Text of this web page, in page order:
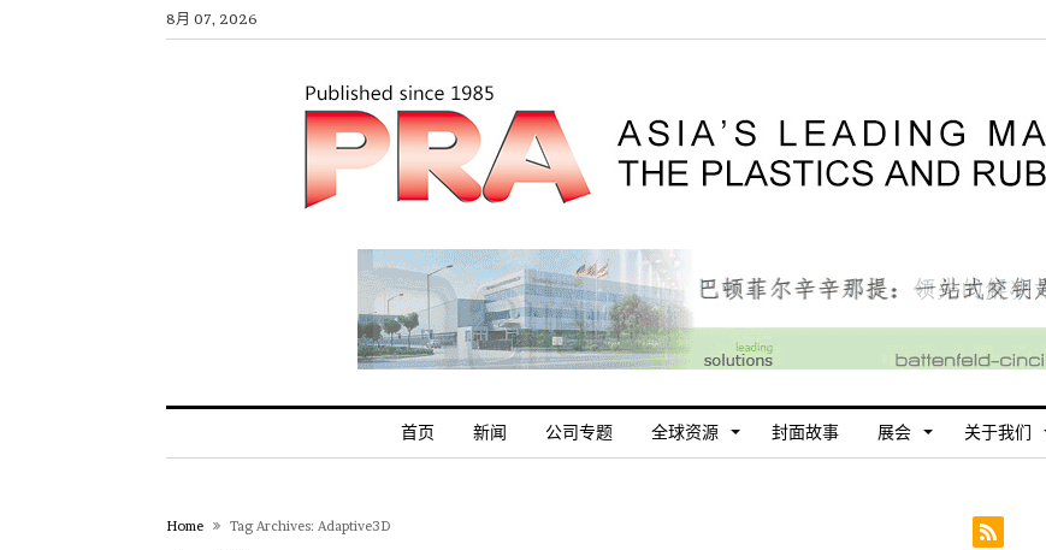
8月 07, 2026
首页 新闻 公司专题 全球资源 封面故事 展会 关于我们
Home Tag Archives: Adaptive3D